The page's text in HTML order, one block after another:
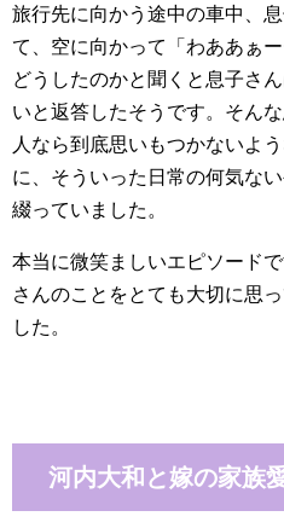
旅行先に向かう途中の車中、
て、空に向かって「わああぁ
どうしたのかと聞くと息子さ
いと返答したそうです。そん
人なら到底思いもつかないよ
に、そういった日常の何気な
綴っていました。
本当に微笑ましいエピソード
さんのことをとても大切に思
した。
河内大和と嫁の家族